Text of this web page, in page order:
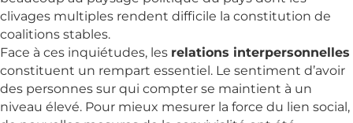
clivages multiples rendent difficile la constitution de
coalitions stables.
Face à ces inquiétudes, les relations interpersonnelles
constituent un rempart essentiel. Le sentiment d’avoir
des personnes sur qui compter se maintient à un
niveau élevé. Pour mieux mesurer la force du lien social,